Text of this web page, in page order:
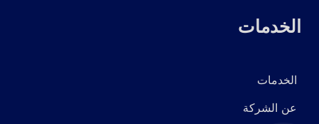
الخدمات
الخدمات
عن الشركة